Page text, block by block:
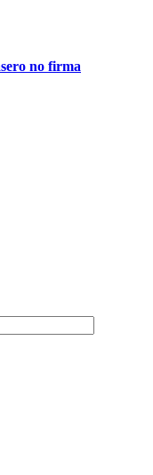
no firma